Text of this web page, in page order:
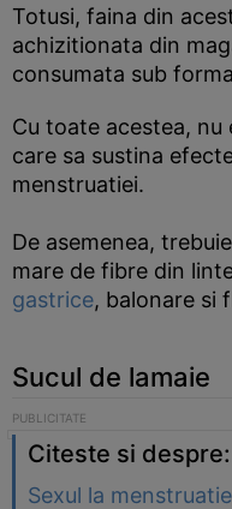
Totusi, faina din
achizitionata din
consumata sub
Cu toate acestea,
care sa sustina
menstruatiei.
De asemenea,
mare de fibre din
gastrice, balonare si
Sucul de lamaie
Citeste si despre:
Sexul la